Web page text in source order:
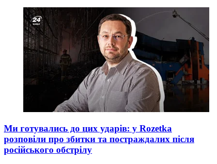
Ми готувались до цих ударів: у Rozetka
розповіли про збитки та постраждалих після
російського обстрілу